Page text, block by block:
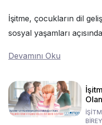
İşitme, çocukların dil
sosyal yaşamları
Devamını Oku